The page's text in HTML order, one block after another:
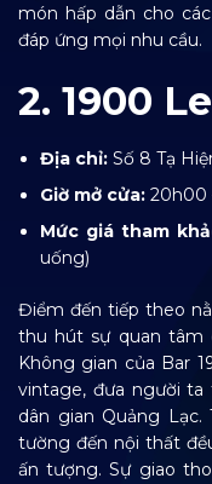
món hấp dẫn cho
đáp ứng mọi nhu cầu.
2. 1900
Địa chỉ:Số 8 Tạ
Giờ mở cửa:20h00
Mức giá tham
uống)
Điểm đến tiếp theo
thu hút sự quan tâm
Không gian của Bar
vintage, đưa người
dân gian Quảng
tường đến nội thất
ấn tượng. Sự giao